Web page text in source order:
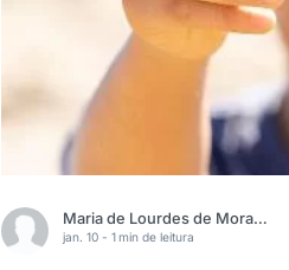
Maria de Lourdes de Moraes Pezzuol
jan. 10 - 1 min de leitura